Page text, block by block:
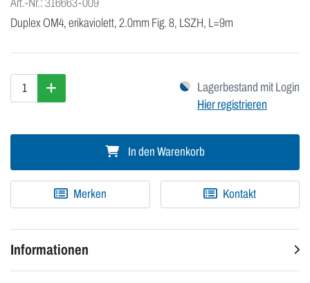
Art.-Nr.: 316663-009
Duplex OM4, erikaviolett, 2.0mm Fig. 8, LSZH, L=9m
Lagerbestand mit Login
Hier registrieren
In den Warenkorb
Merken Kontakt
Informationen